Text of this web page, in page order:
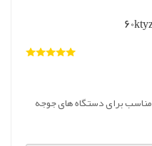
موتور دستگاه جوجه کشی مدل 60ktyzمناسب برای دستگاه های جوجه